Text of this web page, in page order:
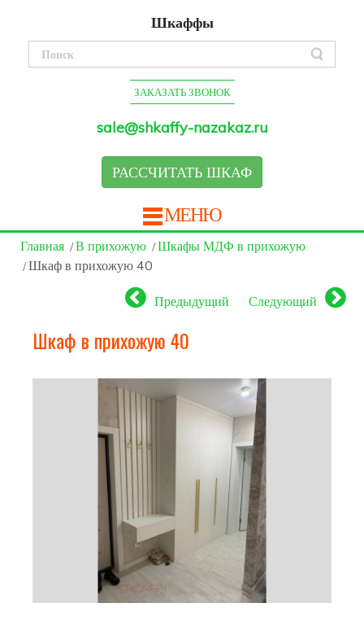
Шкаффы
ЗАКАЗАТЬ ЗВОНОК
sale@shkaffy-nazakaz.ru
РАССЧИТАТЬ ШКАФ
МЕНЮ
Главная В прихожую
Шкафы МДФ в прихожую
Шкаф в прихожую 40
Предыдущий Следующий
Шкаф в прихожую 40